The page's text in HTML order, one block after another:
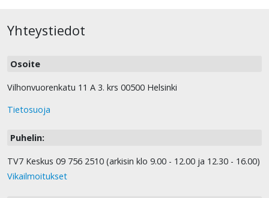
Yhteystiedot
Osoite
Vilhonvuorenkatu 11 A 3. krs 00500 Helsinki
Tietosuoja
Puhelin:
TV7 Keskus 09 756 2510 (arkisin klo 9.00 - 12.00 ja 12.30 - 16.00)
Vikailmoitukset